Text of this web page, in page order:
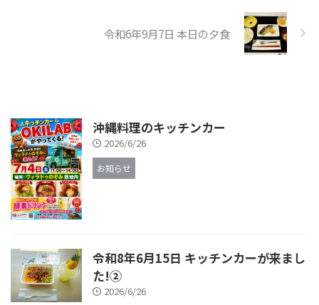
令和6年9月7日 本日の夕食
沖縄料理のキッチンカー
2026/6/26
お知らせ
令和8年6月15日 キッチンカーが来まし
た!②
2026/6/26